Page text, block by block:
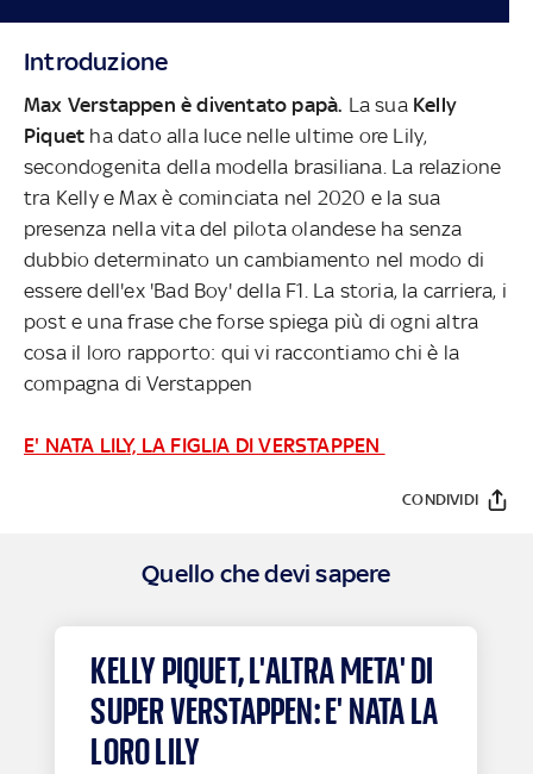
Introduzione
Max Verstappen è diventato papà. La sua Kelly
Piquet ha dato alla luce nelle ultime ore Lily,
secondogenita della modella brasiliana. La relazione
tra Kelly e Max è cominciata nel 2020 e la sua
presenza nella vita del pilota olandese ha senza
dubbio determinato un cambiamento nel modo di
essere dell'ex 'Bad Boy' della F1. La storia, la carriera, i
post e una frase che forse spiega più di ogni altra
cosa il loro rapporto: qui vi raccontiamo chi è la
compagna di Verstappen
E' NATA LILY, LA FIGLIA DI VERSTAPPEN
CONDIVIDI
Quello che devi sapere
KELLY PIQUET, L'ALTRA META' DI
SUPER VERSTAPPEN: E' NATA LA
LORO LILY